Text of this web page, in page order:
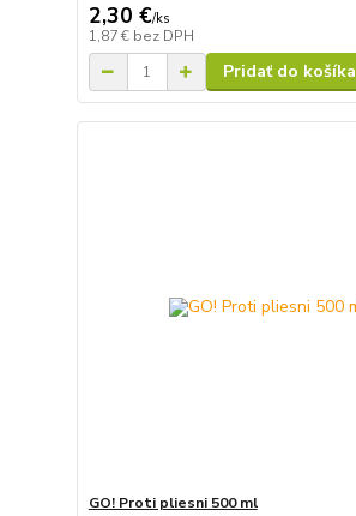
2,30 €/ks
1,87 € bez DPH
Pridať do košíka
GO! Proti pliesni 500 ml